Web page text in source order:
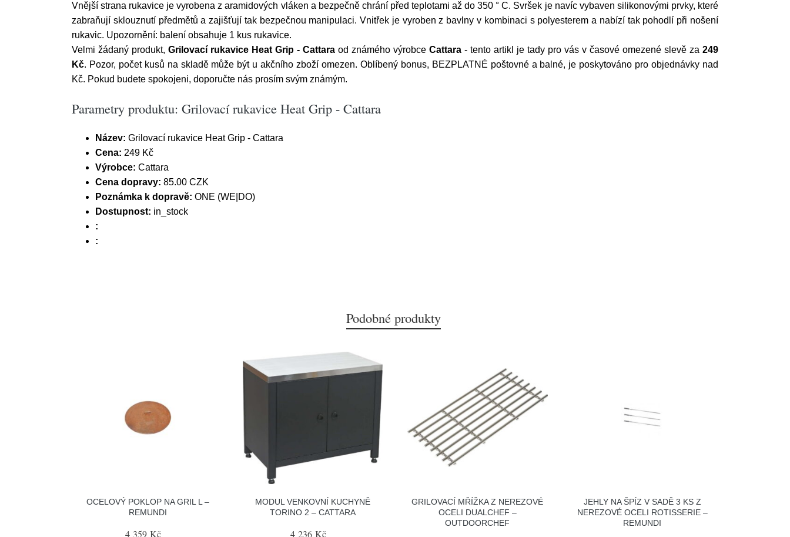
Vnější strana rukavice je vyrobena z aramidových vláken a bezpečně chrání před teplotami až do 350 ° C. Svršek je navíc vybaven silikonovými prvky, které
zabraňují sklouznutí předmětů a zajišťují tak bezpečnou manipulaci. Vnitřek je vyroben z bavlny v kombinaci s polyesterem a nabízí tak pohodlí při nošení
rukavic. Upozornění: balení obsahuje 1 kus rukavice.
Velmi žádaný produkt, Grilovací rukavice Heat Grip - Cattara od známého výrobce Cattara - tento artikl je tady pro vás v časové omezené slevě za 249
Kč. Pozor, počet kusů na skladě může být u akčního zboží omezen. Oblíbený bonus, BEZPLATNÉ poštovné a balné, je poskytováno pro objednávky nad
Kč. Pokud budete spokojeni, doporučte nás prosím svým známým.
Parametry produktu: Grilovací rukavice Heat Grip - Cattara
Název: Grilovací rukavice Heat Grip - Cattara
Cena: 249 Kč
Výrobce: Cattara
Cena dopravy: 85.00 CZK
Poznámka k dopravě: ONE (WE|DO)
Dostupnost: in_stock
:
:
Podobné produkty
OCELOVÝ POKLOP NA GRIL L –
REMUNDI
4 359 Kč
MODUL VENKOVNÍ KUCHYNĚ
TORINO 2 – CATTARA
4 236 Kč
GRILOVACÍ MŘÍŽKA Z NEREZOVÉ
OCELI DUALCHEF –
OUTDOORCHEF
JEHLY NA ŠPÍZ V SADĚ 3 KS Z
NEREZOVÉ OCELI ROTISSERIE –
REMUNDI